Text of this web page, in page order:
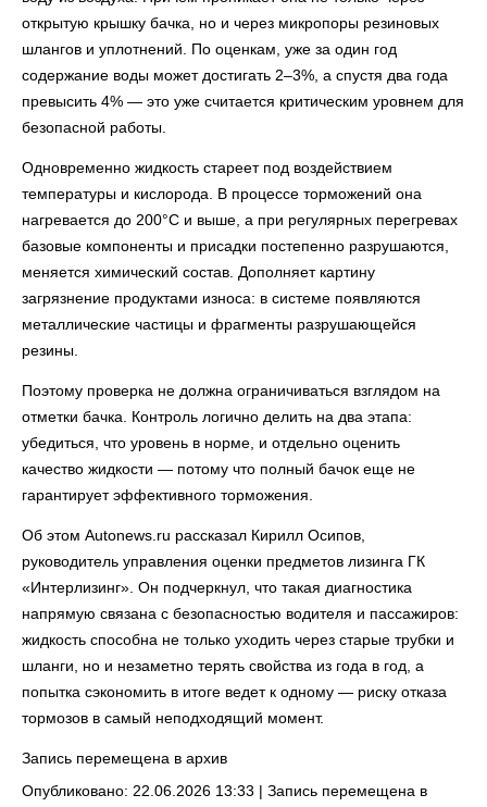
открытую крышку бачка, но и через микропоры резиновых
шлангов и уплотнений. По оценкам, уже за один год
содержание воды может достигать 2–3%, а спустя два года
превысить 4% — это уже считается критическим уровнем для
безопасной работы.
Одновременно жидкость стареет под воздействием
температуры и кислорода. В процессе торможений она
нагревается до 200°C и выше, а при регулярных перегревах
базовые компоненты и присадки постепенно разрушаются,
меняется химический состав. Дополняет картину
загрязнение продуктами износа: в системе появляются
металлические частицы и фрагменты разрушающейся
резины.
Поэтому проверка не должна ограничиваться взглядом на
отметки бачка. Контроль логично делить на два этапа:
убедиться, что уровень в норме, и отдельно оценить
качество жидкости — потому что полный бачок еще не
гарантирует эффективного торможения.
Об этом Autonews.ru рассказал Кирилл Осипов,
руководитель управления оценки предметов лизинга ГК
«Интерлизинг». Он подчеркнул, что такая диагностика
напрямую связана с безопасностью водителя и пассажиров:
жидкость способна не только уходить через старые трубки и
шланги, но и незаметно терять свойства из года в год, а
попытка сэкономить в итоге ведет к одному — риску отказа
тормозов в самый неподходящий момент.
Запись перемещена в архив
Опубликовано: 22.06.2026 13:33 | Запись перемещена в